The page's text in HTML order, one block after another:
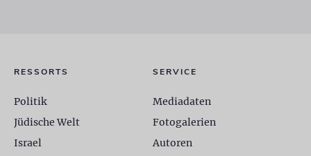
RESSORTS
Politik
Jüdische Welt
Israel
SERVICE
Mediadaten
Fotogalerien
Autoren